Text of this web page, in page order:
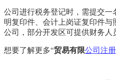
公司进行税务登记时，需提交
明复印件、会计上岗证复印件
公司，部分开发区可提供财务人
想要了解更多“贸易有限公司注册